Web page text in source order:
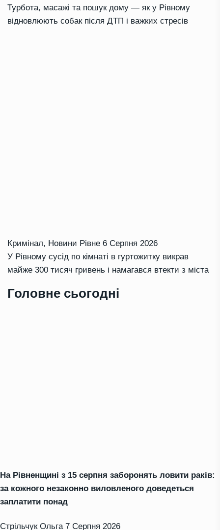
Турбота, масажі та пошук дому — як у Рівному
відновлюють собак після ДТП і важких стресів
Кримінал, Новини Рівне 6 Серпня 2026
У Рівному сусід по кімнаті в гуртожитку викрав
майже 300 тисяч гривень і намагався втекти з міста
Головне сьогодні
На Рівненщині з 15 серпня заборонять ловити раків:
за кожного незаконно виловленого доведеться
заплатити понад
Стрільчук Ольга 7 Серпня 2026